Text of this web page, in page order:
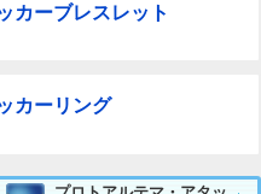
カーブレスレット
カーリング